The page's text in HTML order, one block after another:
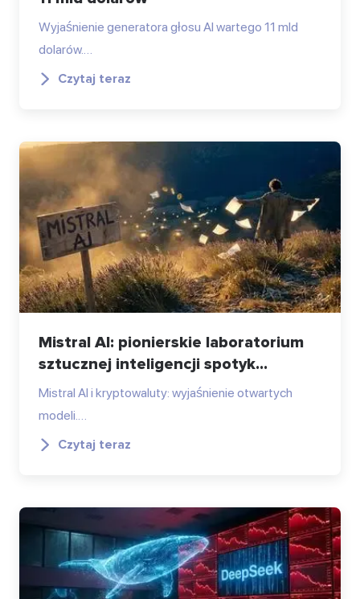
Wyjaśnienie generatora głosu AI wartego 11 mld
dolarów.…
Czytaj teraz
Mistral AI: pionierskie laboratorium
sztucznej inteligencji spotyk...
Mistral AI i kryptowaluty: wyjaśnienie otwartych
modeli.…
Czytaj teraz